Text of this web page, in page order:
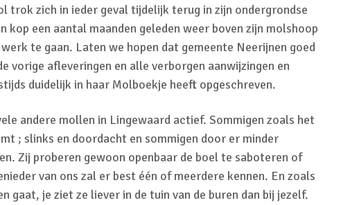
trok zich in ieder geval tijdelijk terug in zijn ondergrondse
kop een aantal maanden geleden weer boven zijn molshoop
te gaan. Laten we hopen dat gemeente Neerijnen goed
vorige afleveringen en alle verborgen aanwijzingen en
duidelijk in haar Molboekje heeft opgeschreven.
andere mollen in Lingewaard actief. Sommigen zoals het
; slinks en doordacht en sommigen door er minder
Zij proberen gewoon openbaar de boel te saboteren of
van ons zal er best één of meerdere kennen. En zoals
gaat, je ziet ze liever in de tuin van de buren dan bij jezelf.